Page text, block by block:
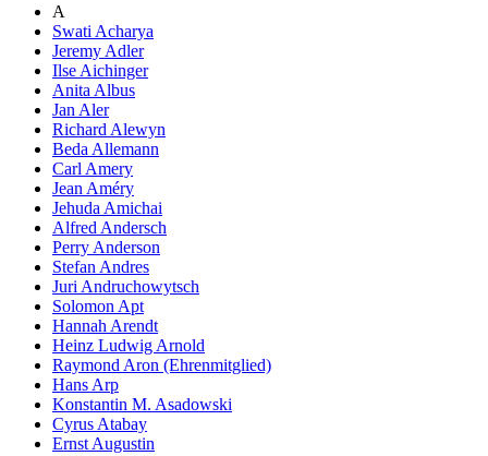
A
Swati Acharya
Jeremy Adler
Ilse Aichinger
Anita Albus
Jan Aler
Richard Alewyn
Beda Allemann
Carl Amery
Jean Améry
Jehuda Amichai
Alfred Andersch
Perry Anderson
Stefan Andres
Juri Andruchowytsch
Solomon Apt
Hannah Arendt
Heinz Ludwig Arnold
Raymond Aron (Ehrenmitglied)
Hans Arp
Konstantin M. Asadowski
Cyrus Atabay
Ernst Augustin